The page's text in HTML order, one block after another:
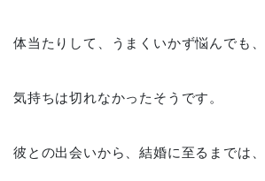
体当たりして、うまくいかず悩んでも、
気持ちは切れなかったそうです。
彼との出会いから、結婚に至るまでは、